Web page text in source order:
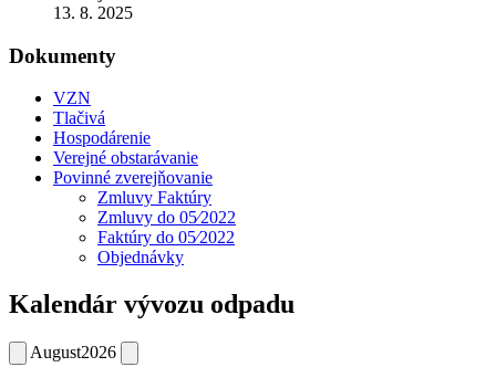
13. 8. 2025
Dokumenty
VZN
Tlačivá
Hospodárenie
Verejné obstarávanie
Povinné zverejňovanie
Zmluvy Faktúry
Zmluvy do 05⁄2022
Faktúry do 05⁄2022
Objednávky
Kalendár vývozu odpadu
August2026